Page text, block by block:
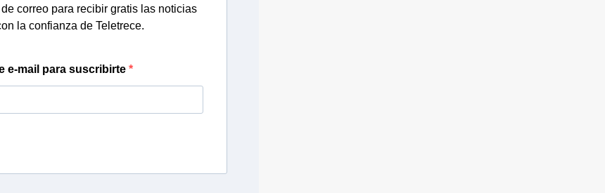
correo para recibir gratis las noticias
la confianza de Teletrece.
e-mail para suscribirte